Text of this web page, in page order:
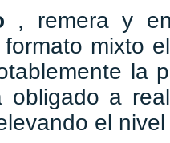
, remera y
mixto
la
obligado a
el